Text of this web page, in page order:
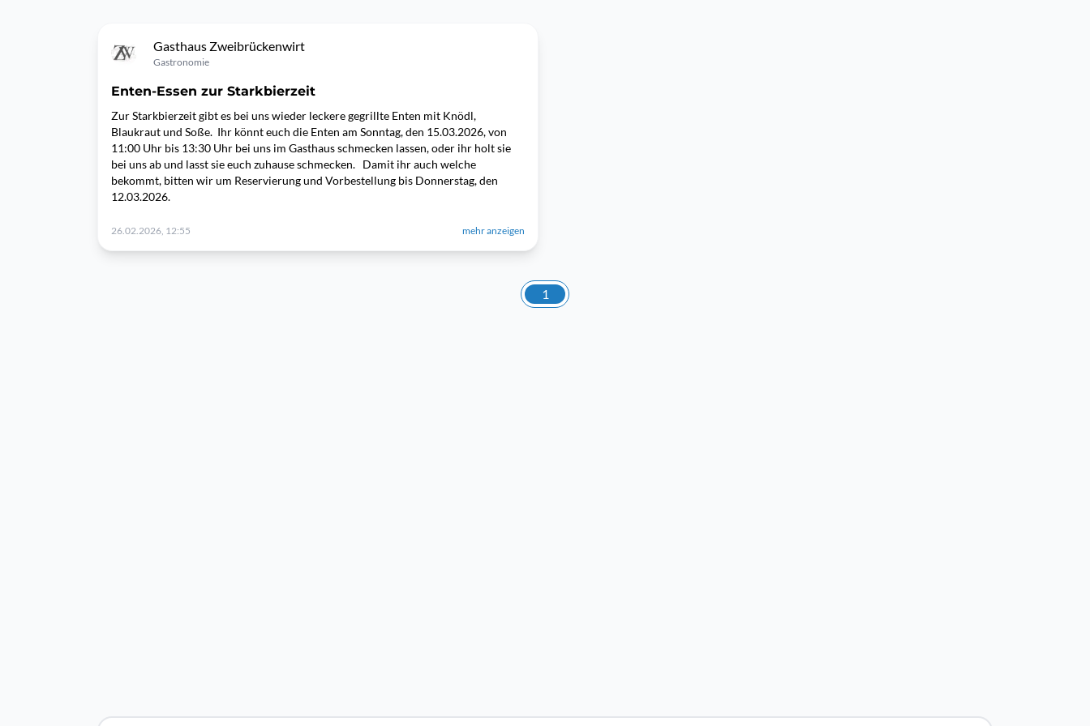
Gasthaus Zweibrückenwirt
Gastronomie
Enten-Essen zur Starkbierzeit
Zur Starkbierzeit gibt es bei uns wieder leckere gegrillte Enten mit Knödl,
Blaukraut und Soße. Ihr könnt euch die Enten am Sonntag, den 15.03.2026, von
11:00 Uhr bis 13:30 Uhr bei uns im Gasthaus schmecken lassen, oder ihr holt sie
bei uns ab und lasst sie euch zuhause schmecken. Damit ihr auch welche
bekommt, bitten wir um Reservierung und Vorbestellung bis Donnerstag, den
12.03.2026.
26.02.2026, 12:55 mehr anzeigen
1